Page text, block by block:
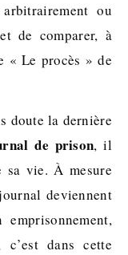
ou
de comparer, à
« Le procès » de
doute la dernière
de prison, il
sa vie. À mesure
deviennent
c’est dans cette